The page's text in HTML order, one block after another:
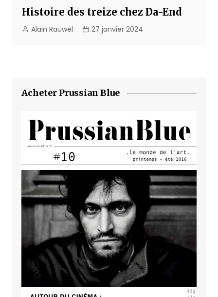
Histoire des treize chez Da-End
Alain Rauwel 27 janvier 2024
Acheter Prussian Blue